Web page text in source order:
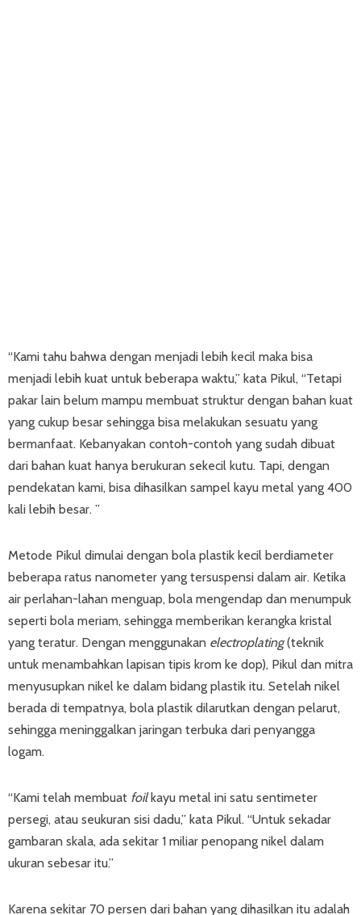
“Kami tahu bahwa dengan menjadi lebih kecil maka bisa
menjadi lebih kuat untuk beberapa waktu,” kata Pikul, “Tetapi
pakar lain belum mampu membuat struktur dengan bahan kuat
yang cukup besar sehingga bisa melakukan sesuatu yang
bermanfaat. Kebanyakan contoh-contoh yang sudah dibuat
dari bahan kuat hanya berukuran sekecil kutu. Tapi, dengan
pendekatan kami, bisa dihasilkan sampel kayu metal yang 400
kali lebih besar. ”
Metode Pikul dimulai dengan bola plastik kecil berdiameter
beberapa ratus nanometer yang tersuspensi dalam air. Ketika
air perlahan-lahan menguap, bola mengendap dan menumpuk
seperti bola meriam, sehingga memberikan kerangka kristal
yang teratur. Dengan menggunakan electroplating(teknik
untuk menambahkan lapisan tipis krom ke dop), Pikul dan mitra
menyusupkan nikel ke dalam bidang plastik itu. Setelah nikel
berada di tempatnya, bola plastik dilarutkan dengan pelarut,
sehingga meninggalkan jaringan terbuka dari penyangga
logam.
“Kami telah membuat foilkayu metal ini satu sentimeter
persegi, atau seukuran sisi dadu,” kata Pikul. “Untuk sekadar
gambaran skala, ada sekitar 1 miliar penopang nikel dalam
ukuran sebesar itu.”
Karena sekitar 70 persen dari bahan yang dihasilkan itu adalah